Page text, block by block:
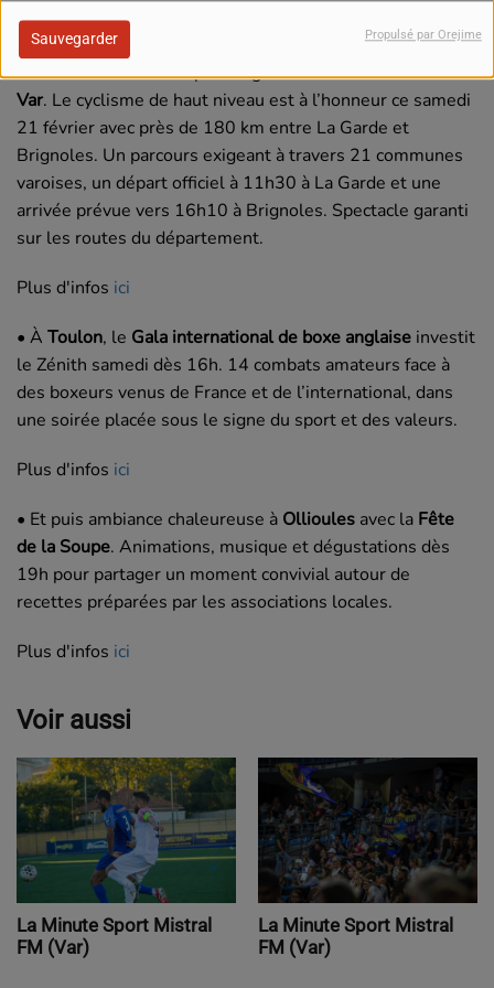
Sauvegarder Propulsé par Orejime
Plus d'infosici
• Grand rendez-vous sportif également avec laClassic
Var. Le cyclisme de haut niveau est à l’honneur ce samedi
21 février avec près de 180 km entre La Garde et
Brignoles. Un parcours exigeant à travers 21 communes
varoises, un départ officiel à 11h30 à La Garde et une
arrivée prévue vers 16h10 à Brignoles. Spectacle garanti
sur les routes du département.
Plus d'infos ici
• À Toulon, le Gala international de boxe anglaise investit
le Zénith samedi dès 16h. 14 combats amateurs face à
des boxeurs venus de France et de l’international, dans
une soirée placée sous le signe du sport et des valeurs.
Plus d'infos ici
• Et puis ambiance chaleureuse à Ollioules avec la Fête
de la Soupe. Animations, musique et dégustations dès
19h pour partager un moment convivial autour de
recettes préparées par les associations locales.
Plus d'infos ici
Voir aussi
La Minute Sport Mistral
FM (Var)
La Minute Sport Mistral
FM (Var)